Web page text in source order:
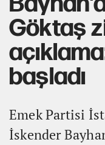
Göktaş
başladı
Emek Partisi
İskender